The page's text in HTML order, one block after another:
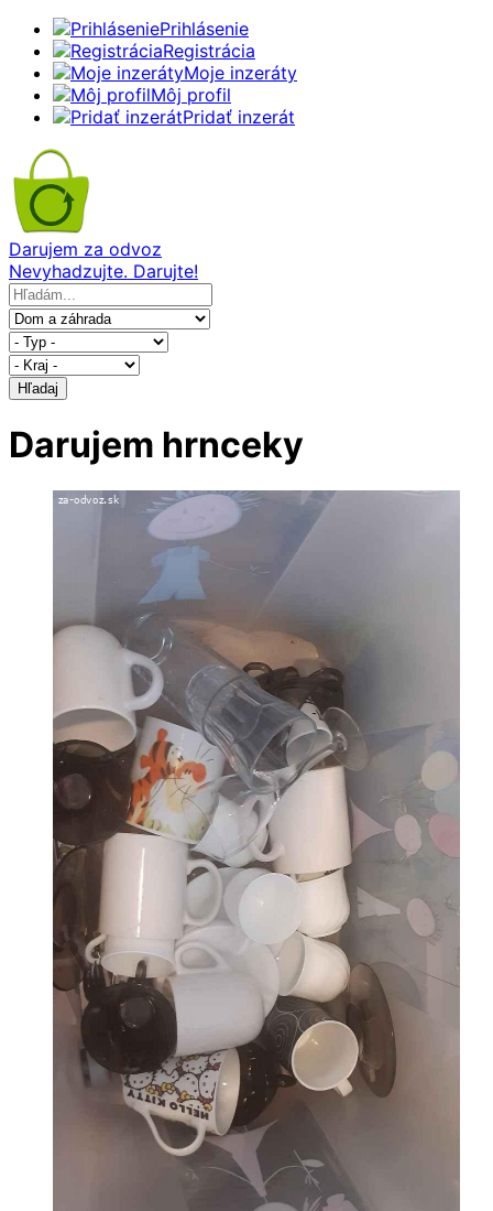
Prihlásenie
Registrácia
Moje inzeráty
Môj profil
Pridať inzerát
Darujem za odvoz
Nevyhadzujte. Darujte!
Hľadaj
Darujem hrnceky